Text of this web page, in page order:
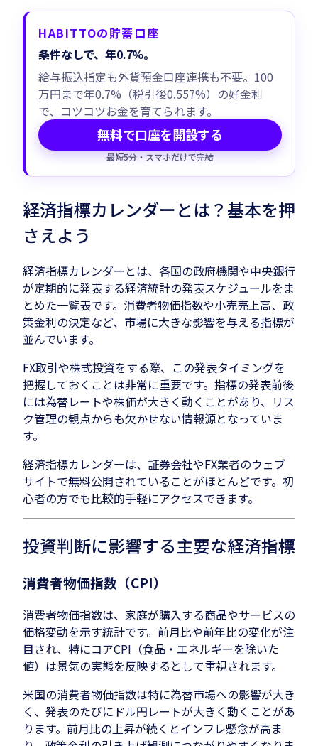
HABITTOの貯蓄口座
条件なしで、年0.7%。
給与振込指定も外貨預金口座連携も不要。100
万円まで年0.7%（税引後0.557%）の好金利
で、コツコツお金を育てられます。
無料で口座を開設する
最短5分・スマホだけで完結
経済指標カレンダーとは？基本を押
さえよう
経済指標カレンダーとは、各国の政府機関や中央銀行
が定期的に発表する経済統計の発表スケジュールをま
とめた一覧表です。消費者物価指数や小売売上高、政
策金利の決定など、市場に大きな影響を与える指標が
並んでいます。
FX取引や株式投資をする際、この発表タイミングを
把握しておくことは非常に重要です。指標の発表前後
には為替レートや株価が大きく動くことがあり、リス
ク管理の観点からも欠かせない情報源となっていま
す。
経済指標カレンダーは、証券会社やFX業者のウェブ
サイトで無料公開されていることがほとんどです。初
心者の方でも比較的手軽にアクセスできます。
投資判断に影響する主要な経済指標
消費者物価指数（CPI）
消費者物価指数は、家庭が購入する商品やサービスの
価格変動を示す統計です。前月比や前年比の変化が注
目され、特にコアCPI（食品・エネルギーを除いた
値）は景気の実態を反映するとして重視されます。
米国の消費者物価指数は特に為替市場への影響が大き
く、発表のたびにドル円レートが大きく動くことがあ
ります。前月比の上昇が続くとインフレ懸念が高ま